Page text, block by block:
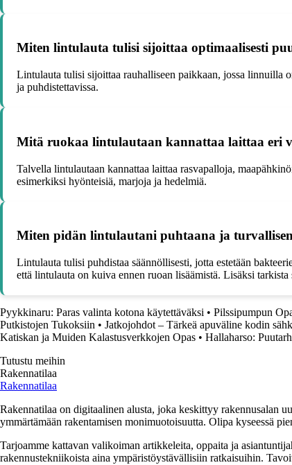
Miten lintulauta tulisi sijoittaa optimaalisesti
Lintulauta tulisi sijoittaa rauhalliseen paikkaan, jossa linnuilla
ja puhdistettavissa.
Mitä ruokaa lintulautaan kannattaa laittaa eri
Talvella lintulautaan kannattaa laittaa rasvapalloja,
esimerkiksi hyönteisiä, marjoja ja hedelmiä.
Miten pidän lintulautani puhtaana ja
Lintulauta tulisi puhdistaa säännöllisesti, jotta estetään
että lintulauta on kuiva ennen ruoan lisäämistä. Lisäksi
Pyykkinaru: Paras valinta kotona käytettäväksi • Pilssipumpun
Putkistojen Tukoksiin • Jatkojohdot – Tärkeä apuväline kodin
Katiskan ja Muiden Kalastusverkkojen Opas • Hallaharso:
Tutustu meihin
Rakennatilaa
Rakennatilaa
Rakennatilaa on digitaalinen alusta, joka keskittyy rakennusalan
ymmärtämään rakentamisen monimuotoisuutta. Olipa kyseessä
Tarjoamme kattavan valikoiman artikkeleita, oppaita ja
rakennustekniikoista aina ympäristöystävällisiin ratkaisuihin.